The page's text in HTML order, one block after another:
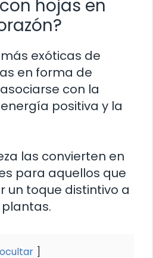
hojas en
exóticas de
en forma de
con la
positiva y la
las convierten en
para aquellos que
un toque distintivo a
ocultar